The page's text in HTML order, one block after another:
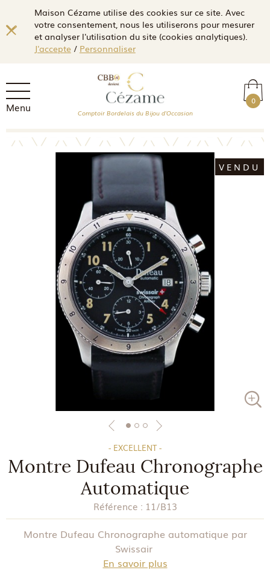
Maison Cézame utilise des cookies sur ce site. Avec
votre consentement, nous les utiliserons pour mesurer
et analyser l'utilisation du site (cookies analytiques).
J'accepte/ Personnaliser
Menu 0
Comptoir Bordelais du Bijou d'Occasion
VENDU
- EXCELLENT -
Montre Dufeau Chronographe
Automatique
Référence : 11/B13
Montre Dufeau Chronographe automatique par
Swissair
En savoir plus